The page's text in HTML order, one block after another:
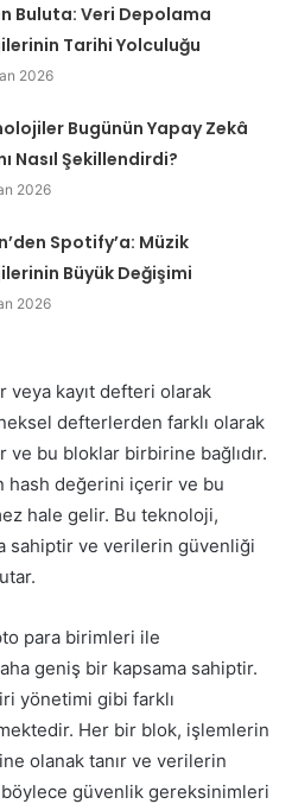
Buluta: Veri Depolama
Tarihi Yolculuğu
2026
Bugünün Yapay Zekâ
Nasıl Şekillendirdi?
2026
Spotify’a: Müzik
Büyük Değişimi
2026
veya kayıt defteri olarak
defterlerden farklı olarak
bu bloklar birbirine bağlıdır.
hash değerini içerir ve bu
hale gelir. Bu teknoloji,
sahiptir ve verilerin güvenliği
para birimleri ile
geniş bir kapsama sahiptir.
yönetimi gibi farklı
Her bir blok, işlemlerin
olanak tanır ve verilerin
güvenlik gereksinimleri